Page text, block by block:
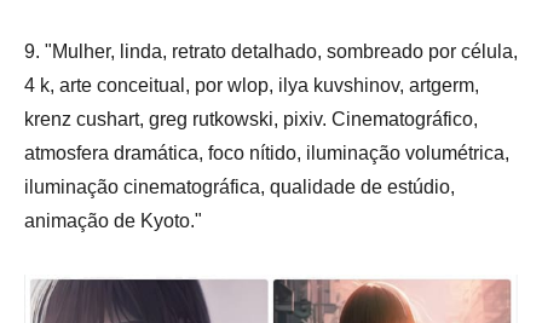
9. "Mulher, linda, retrato detalhado, sombreado por célula,
4 k, arte conceitual, por wlop, ilya kuvshinov, artgerm,
krenz cushart, greg rutkowski, pixiv. Cinematográfico,
atmosfera dramática, foco nítido, iluminação volumétrica,
iluminação cinematográfica, qualidade de estúdio,
animação de Kyoto."